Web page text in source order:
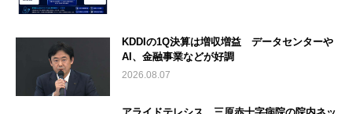
KDDIの1Q決算は増収増益 データセンターや
AI、金融事業などが好調
2026.08.07